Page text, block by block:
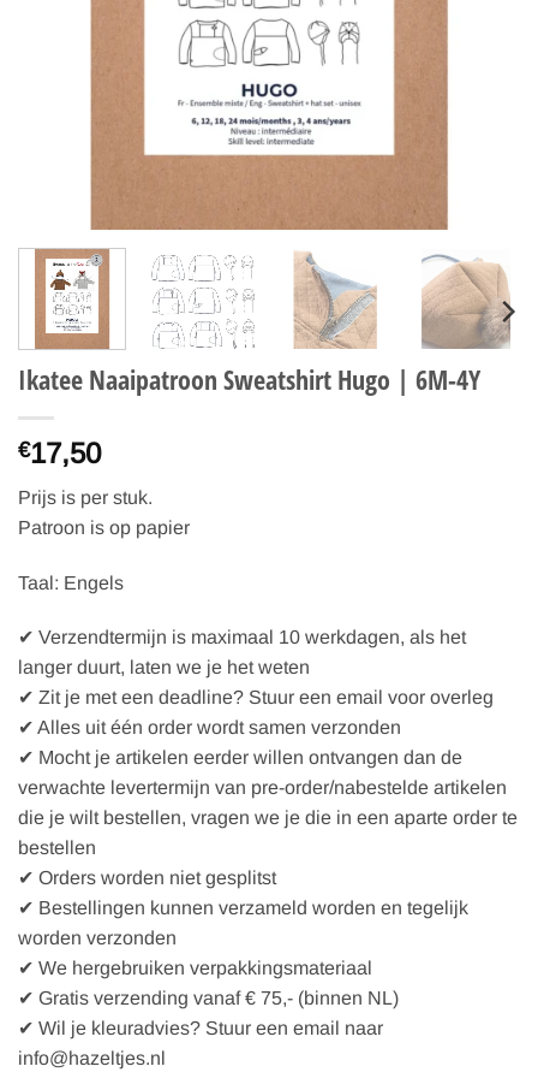
Ikatee Naaipatroon Sweatshirt Hugo | 6M-4Y
€17,50
Prijs is per stuk.
Patroon is op papier
Taal: Engels
✔ Verzendtermijn is maximaal 10 werkdagen, als het
langer duurt, laten we je het weten
✔ Zit je met een deadline? Stuur een email voor overleg
✔ Alles uit één order wordt samen verzonden
✔ Mocht je artikelen eerder willen ontvangen dan de
verwachte levertermijn van pre-order/nabestelde artikelen
die je wilt bestellen, vragen we je die in een aparte order te
bestellen
✔ Orders worden niet gesplitst
✔ Bestellingen kunnen verzameld worden en tegelijk
worden verzonden
✔ We hergebruiken verpakkingsmateriaal
✔ Gratis verzending vanaf € 75,- (binnen NL)
✔ Wil je kleuradvies? Stuur een email naar
info@hazeltjes.nl